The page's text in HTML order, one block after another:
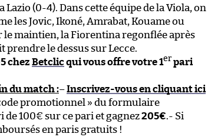
(0-4). Dans cette équipe de la Viola, on
les Jovic, Ikoné, Amrabat, Kouame ou
le maintien, la Fiorentina regonflée après
prendre le dessus sur Lecce.
chez Betclicqui vous offre votre 1er pari
du match :–Inscrivez-vous en cliquant ici
promotionnel » du formulaire
de 100€ sur ce pari et gagnez205€.- Si
en paris gratuits !